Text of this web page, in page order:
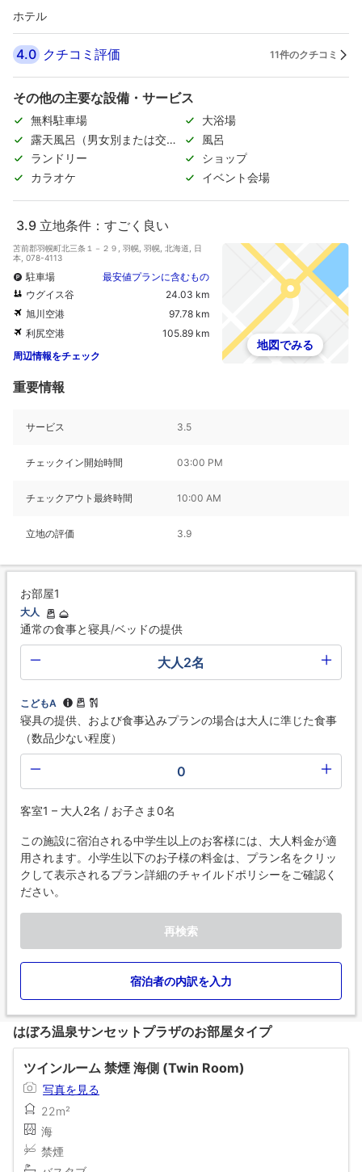
ホテル
4.0 クチコミ評価 11件のクチコミ
その他の主要な設備・サービス
無料駐車場
大浴場
露天風呂（男女別または交代
制）
風呂
ランドリー
ショップ
カラオケ
イベント会場
3.9 立地条件：すごく良い
苫前郡羽幌町北三条１－２９, 羽幌, 羽幌, 北海道, 日
本, 078-4113
駐車場
最安値プランに含むもの
ウグイス谷
24.03 km
旭川空港
97.78 km
利尻空港
105.89 km
周辺情報をチェック
地図でみる
重要情報
サービス 3.5
チェックイン開始時間 03:00 PM
チェックアウト最終時間 10:00 AM
立地の評価 3.9
お部屋1
大人
通常の食事と寝具/ベッドの提供
大人2名
こどもA
寝具の提供、および食事込みプランの場合は大人に準じた食事
（数品少ない程度）
0
客室1 – 大人2名 / お子さま0名
この施設に宿泊される中学生以上のお客様には、大人料金が適
用されます。小学生以下のお子様の料金は、プラン名をクリッ
クして表示されるプラン詳細のチャイルドポリシーをご確認く
ださい。
再検索
宿泊者の内訳を入力
はぼろ温泉サンセットプラザのお部屋タイプ
ツインルーム 禁煙 海側 (Twin Room)
写真を見る
22m²
海
禁煙